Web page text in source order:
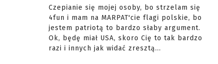
Czepianie się mojej osoby, bo strzelam się
4fun i mam na MARPAT'cie flagi polskie, bo
jestem patriotą to bardzo słaby argument.
Ok, będę miał USA, skoro Cię to tak bardzo
razi i innych jak widać zresztą...